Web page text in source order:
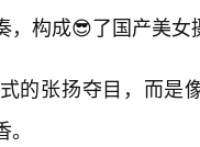
构成😎了国产美女
的张扬夺目，而是